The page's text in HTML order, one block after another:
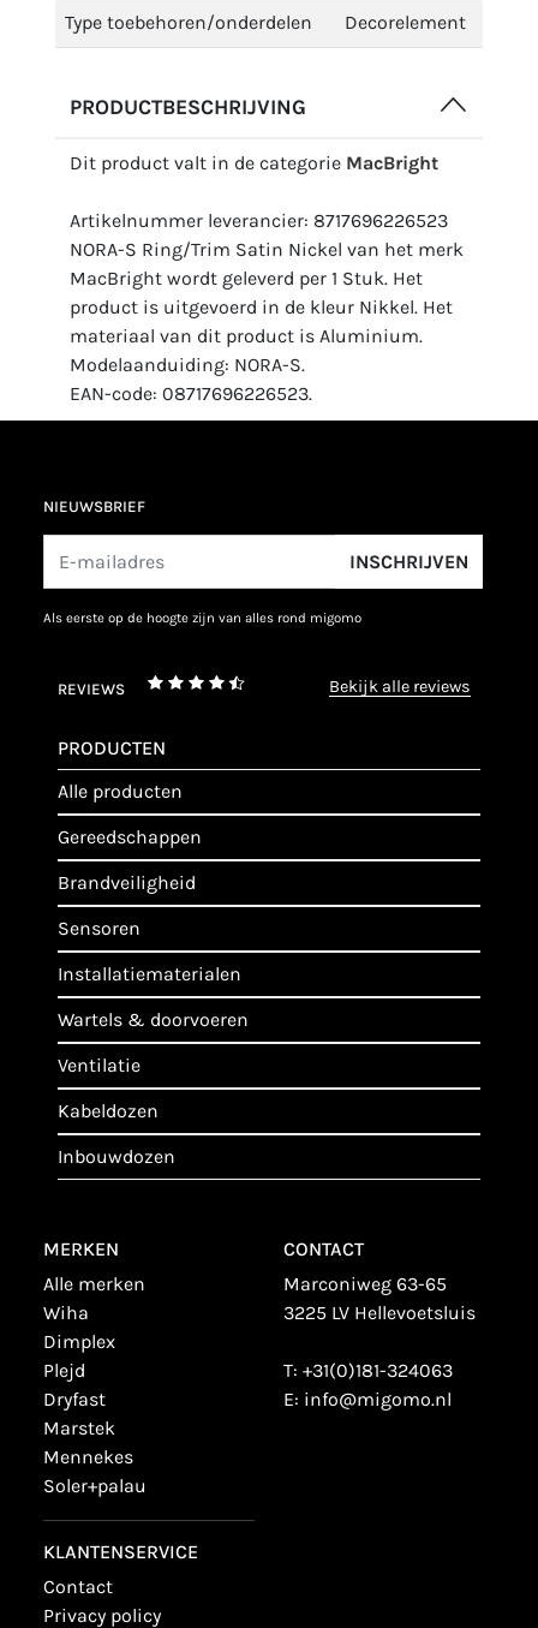
Type toebehoren/onderdelen Decorelement
PRODUCTBESCHRIJVING
Dit product valt in de categorie MacBright
Artikelnummer leverancier: 8717696226523
NORA-S Ring/Trim Satin Nickel van het merk
MacBright wordt geleverd per 1 Stuk. Het
product is uitgevoerd in de kleur Nikkel. Het
materiaal van dit product is Aluminium.
Modelaanduiding: NORA-S.
EAN-code: 08717696226523.
NIEUWSBRIEF
INSCHRIJVEN
als eerste op de hoogte zijn van alles rond migomo
REVIEWS bekijk alle reviews
PRODUCTEN
alle producten
gereedschappen
brandveiligheid
sensoren
installatiematerialen
wartels & doorvoeren
ventilatie
kabeldozen
inbouwdozen
MERKEN
alle merken
wiha
dimplex
plejd
dryfast
marstek
mennekes
soler+palau
KLANTENSERVICE
contact
privacy policy
CONTACT
Marconiweg 63-65
3225 LV Hellevoetsluis
T: +31(0)181-324063
E: info@migomo.nl